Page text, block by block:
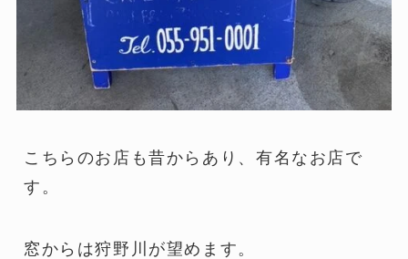
こちらのお店も昔からあり、有名なお店で
す。
窓からは狩野川が望めます。